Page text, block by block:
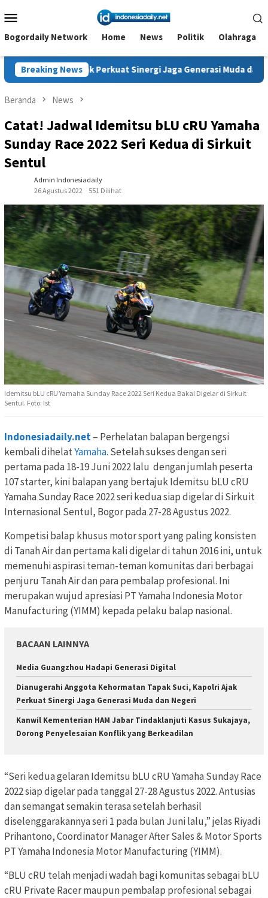
ke
kontenMobile
Bogordaily Network Home News Politik Olahraga
Breaking News
Sinergi Jaga Generasi Muda dan Negeri Kanwil
Beranda News
Catat! Jadwal Idemitsu bLU cRU Yamaha
Sunday Race 2022 Seri Kedua di Sirkuit
Sentul
Admin Indonesiadaily
26 Agustus 2022
551 Dilihat
Idemitsu bLU cRU Yamaha Sunday Race 2022 Seri Kedua Bakal Digelar di Sirkuit
Sentul. Foto: Ist
Indonesiadaily.net– Perhelatan balapan bergengsi
kembali dihelatYamaha. Setelah sukses dengan seri
pertama pada 18-19 Juni 2022 lalu dengan jumlah peserta
107 starter, kini balapan yang bertajuk Idemitsu bLU cRU
Yamaha Sunday Race 2022 seri kedua siap digelar di Sirkuit
Internasional Sentul, Bogor pada 27-28 Agustus 2022.
Kompetisi balap khusus motor sport yang paling konsisten
di Tanah Air dan pertama kali digelar di tahun 2016 ini, untuk
memenuhi aspirasi teman-teman komunitas dari berbagai
penjuru Tanah Air dan para pembalap profesional. Ini
merupakan wujud apresiasi PT Yamaha Indonesia Motor
Manufacturing (YIMM) kepada pelaku balap nasional.
BACAAN LAINNYA
Media Guangzhou Hadapi Generasi Digital
Dianugerahi Anggota Kehormatan Tapak Suci, Kapolri Ajak
Perkuat Sinergi Jaga Generasi Muda dan Negeri
Kanwil Kementerian HAM Jabar Tindaklanjuti Kasus Sukajaya,
Dorong Penyelesaian Konflik yang Berkeadilan
“Seri kedua gelaran Idemitsu bLU cRU Yamaha Sunday Race
2022 siap digelar pada tanggal 27-28 Agustus 2022. Antusias
dan semangat semakin terasa setelah berhasil
diselenggarakannya seri 1 pada bulan Juni lalu,” jelas Riyadi
Prihantono, Coordinator Manager After Sales & Motor Sports
PT Yamaha Indonesia Motor Manufacturing (YIMM).
“BLU cRU telah menjadi wadah bagi komunitas sebagai bLU
cRU Private Racer maupun pembalap profesional sebagai